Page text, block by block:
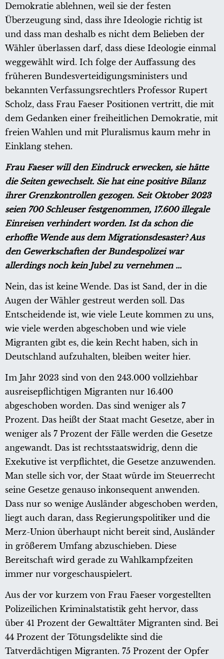
Demokratie ablehnen, weil sie der festen
Überzeugung sind, dass ihre Ideologie richtig ist
und dass man deshalb es nicht dem Belieben der
Wähler überlassen darf, dass diese Ideologie einmal
weggewählt wird. Ich folge der Auffassung des
früheren Bundesverteidigungsministers und
bekannten Verfassungsrechtlers Professor Rupert
Scholz, dass Frau Faeser Positionen vertritt, die mit
dem Gedanken einer freiheitlichen Demokratie, mit
freien Wahlen und mit Pluralismus kaum mehr in
Einklang stehen.
Frau Faeser will den Eindruck erwecken, sie hätte
die Seiten gewechselt. Sie hat eine positive Bilanz
ihrer Grenzkontrollen gezogen. Seit Oktober 2023
seien 700 Schleuser festgenommen, 17.600 illegale
Einreisen verhindert worden. Ist da schon die
erhoffte Wende aus dem Migrationsdesaster? Aus
den Gewerkschaften der Bundespolizei war
allerdings noch kein Jubel zu vernehmen ...
Nein, das ist keine Wende. Das ist Sand, der in die
Augen der Wähler gestreut werden soll. Das
Entscheidende ist, wie viele Leute kommen zu uns,
wie viele werden abgeschoben und wie viele
Migranten gibt es, die kein Recht haben, sich in
Deutschland aufzuhalten, bleiben weiter hier.
Im Jahr 2023 sind von den 243.000 vollziehbar
ausreisepflichtigen Migranten nur 16.400
abgeschoben worden. Das sind weniger als 7
Prozent. Das heißt der Staat macht Gesetze, aber in
weniger als 7 Prozent der Fälle werden die Gesetze
angewandt. Das ist rechtsstaatswidrig, denn die
Exekutive ist verpflichtet, die Gesetze anzuwenden.
Man stelle sich vor, der Staat würde im Steuerrecht
seine Gesetze genauso inkonsequent anwenden.
Dass nur so wenige Ausländer abgeschoben werden,
liegt auch daran, dass Regierungspolitiker und die
Merz-Union überhaupt nicht bereit sind, Ausländer
in größerem Umfang abzuschieben. Diese
Bereitschaft wird gerade zu Wahlkampfzeiten
immer nur vorgeschauspielert.
Aus der vor kurzem von Frau Faeser vorgestellten
Polizeilichen Kriminalstatistik geht hervor, dass
über 41 Prozent der Gewalttäter Migranten sind. Bei
44 Prozent der Tötungsdelikte sind die
Tatverdächtigen Migranten. 75 Prozent der Opfer